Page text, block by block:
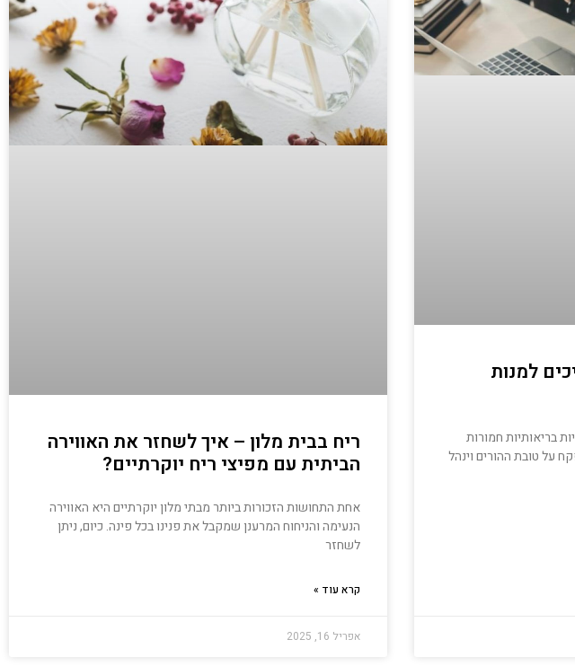
למנות
בריאותיות חמורות
על טובת ההורים וינהל
ריח בבית מלון – איך לשחזר את האווירה
הביתית עם מפיצי ריח יוקרתיים?
אחת התחושות הזכורות ביותר מבתי מלון יוקרתיים היא האווירה
הנעימה והניחוח המרענן שמקבל את פנינו בכל פינה. כיום, ניתן
לשחזר
קרא עוד »
אפריל 16, 2025